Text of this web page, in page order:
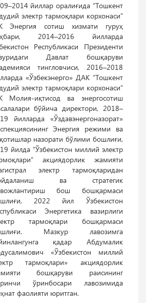
йиллар оралиғида “Тошкент
электр тармоқлари корхонаси”
Энергия сотиш хизмати гуруҳ
2014–2016 йилларда
Республикаси Президенти
Давлат бошқаруви
тингловчиси, 2016–2018
«Ўзбекэнерго» ДАК “Тошкент
электр тармоқлари корхонаси”
Молия-иқтисод ва энергосотиш
бўйича директори, 2018–
йилларда «Ўздавэнергоназорат»
Энергия режими ва
назорати бўлими бошлиғи,
йилда “Ўзбекистон миллий электр
акциядорлик жамияти
электр тармоқларидан
ва стратегик
бош бошқармаси
2022 йил Ўзбекистон
Энергетика вазирлиги
тармоқлари бошқармаси
Мазкур лавозимга
қадар Абдумалик
«Ўзбекистон миллий
тармоқлари» акциядорлик
бошқаруви раисининг
ўринбосари лавозимида
фаолияти юритган.